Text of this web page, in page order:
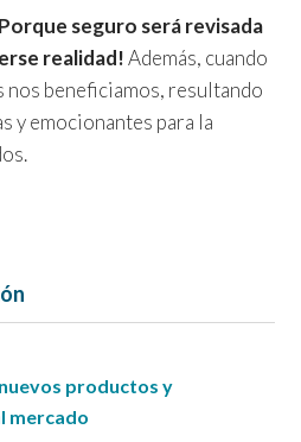
seguro será revisada
realidad!Además, cuando
beneficiamos, resultando
y emocionantes para la
productos y
mercado